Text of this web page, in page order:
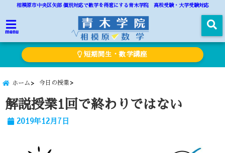
相模原市中央区矢部 個別対応で数学を得意にする青木学院 高校受験・大学受験対応
menu
短期間生・数学講座
ホーム 今日の授業
解説授業1回で終わりではない
2019年12月7日